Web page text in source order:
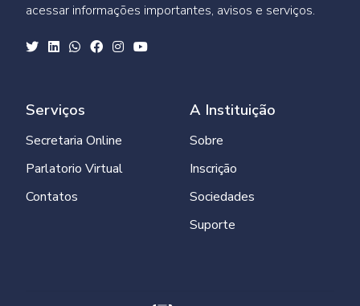
acessar informações importantes, avisos e serviços.
Serviços
Secretaria Online
Parlatorio Virtual
Contatos
A Instituição
Sobre
Inscrição
Sociedades
Suporte